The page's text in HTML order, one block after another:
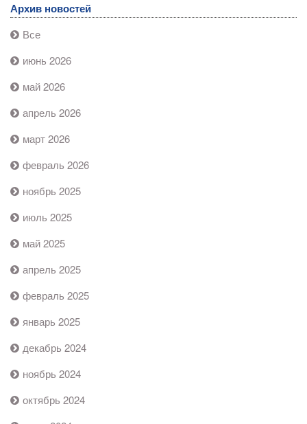
Архив новостей
Все
июнь 2026
май 2026
апрель 2026
март 2026
февраль 2026
ноябрь 2025
июль 2025
май 2025
апрель 2025
февраль 2025
январь 2025
декабрь 2024
ноябрь 2024
октябрь 2024